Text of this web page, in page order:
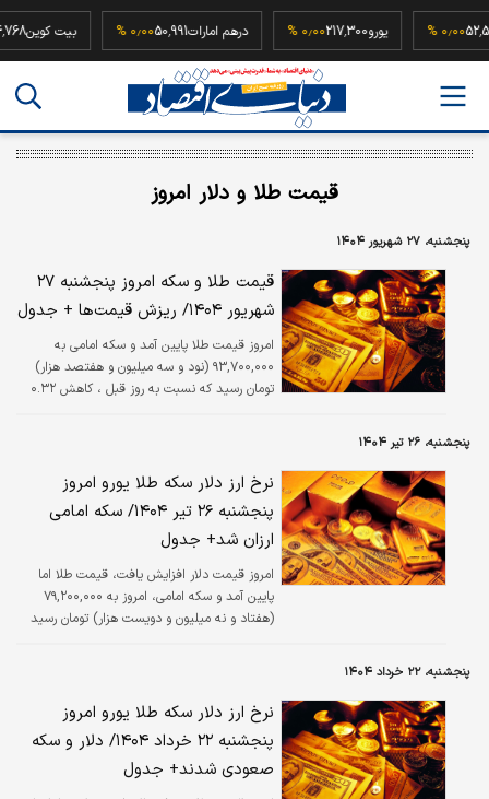
52,500,000 یورو217,300 درهم امارات50,991 بیت
قیمت طلا و دلار امروز
پنجشنبه، ۲۷ شهریور ۱۴۰۴
قیمت طلا و سکه امروز پنجشنبه ۲۷
شهریور ۱۴۰۴/ ریزش قیمت‌ها + جدول
امروز قیمت طلا پایین آمد و سکه امامی به
۹۳,۷۰۰,۰۰۰ (نود و سه میلیون و هفتصد هزار)
تومان رسید که نسبت به روز قبل ، کاهش ۰.۳۲
پنجشنبه، ۲۶ تیر ۱۴۰۴
نرخ ارز دلار سکه طلا یورو امروز
پنجشنبه ۲۶ تیر ۱۴۰۴/ سکه امامی
ارزان شد+ جدول
امروز قیمت دلار افزایش یافت، قیمت طلا اما
پایین آمد و سکه امامی، امروز به ۷۹,۲۰۰,۰۰۰
(هفتاد و نه میلیون و دویست هزار) تومان رسید
پنجشنبه، ۲۲ خرداد ۱۴۰۴
نرخ ارز دلار سکه طلا یورو امروز
پنجشنبه ۲۲ خرداد ۱۴۰۴/ دلار و سکه
صعودی شدند+ جدول